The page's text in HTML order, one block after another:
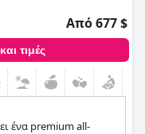
Από 677 $
τιμές
ένα premium all-